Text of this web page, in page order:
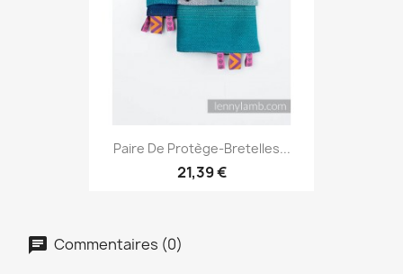
Paire De Protège-Bretelles...
21,39 €
Commentaires (0)